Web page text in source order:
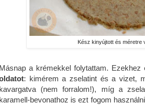
Kész kinyújtott és méretre
Másnap a krémekkel folytattam.
: kimérem a zselatint és a vizet,
kavargatva (nem forralom!), míg a
karamell-bevonathoz is ezt fogom